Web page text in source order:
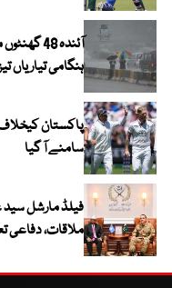
آئندہ 48
ہنگامی تیاریاں
سامنے آ گیا
فیلڈ مارشل سید
ملاقات، دفاعی